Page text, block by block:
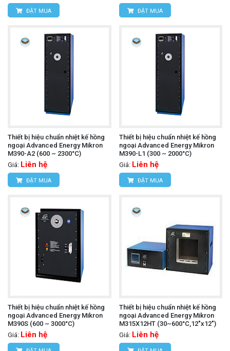
ĐẶT MUA ĐẶT MUA
Thiết bị hiệu chuẩn nhiệt kế hồng
ngoại Advanced Energy Mikron
M390-A2 (600 ~ 2300°C)
Giá: Liên hệ
ĐẶT MUA
Thiết bị hiệu chuẩn nhiệt kế hồng
ngoại Advanced Energy Mikron
M390-L1 (300 ~ 2000°C)
Giá: Liên hệ
ĐẶT MUA
Thiết bị hiệu chuẩn nhiệt kế hồng
ngoại Advanced Energy Mikron
M390S (600 ~ 3000°C)
Giá: Liên hệ
Thiết bị hiệu chuẩn nhiệt kế hồng
ngoại Advanced Energy Mikron
M315X12HT (30~600°C,12"x12")
Giá: Liên hệ